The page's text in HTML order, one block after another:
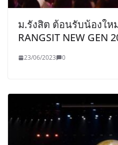
ม.รังสิต ต้อนรับน้องให
RANGSIT NEW GEN
23/06/2023 0